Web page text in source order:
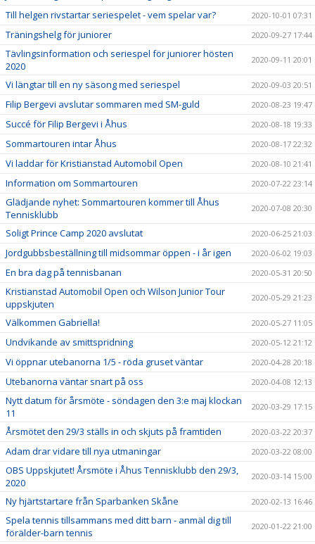
Till helgen rivstartar seriespelet - vem spelar var? 2020-10-01 07:31
Träningshelg för juniorer 2020-09-27 17:44
Tävlingsinformation och seriespel för juniorer hösten
2020
2020-09-11 20:01
Vi längtar till en ny säsong med seriespel 2020-09-03 20:51
Filip Bergevi avslutar sommaren med SM-guld 2020-08-23 19:47
Succé för Filip Bergevi i Åhus 2020-08-18 19:33
Sommartouren intar Åhus 2020-08-17 22:32
Vi laddar för Kristianstad Automobil Open 2020-08-10 21:41
Information om Sommartouren 2020-07-22 23:14
Glädjande nyhet: Sommartouren kommer till Åhus
Tennisklubb
2020-07-08 20:30
Soligt Prince Camp 2020 avslutat 2020-06-25 21:03
Jordgubbsbeställning till midsommar öppen - i år igen 2020-06-02 19:03
En bra dag på tennisbanan 2020-05-31 20:50
Kristianstad Automobil Open och Wilson Junior Tour
uppskjuten
2020-05-29 21:23
Välkommen Gabriella! 2020-05-27 11:05
Undvikande av smittspridning 2020-05-12 21:12
Vi öppnar utebanorna 1/5 - röda gruset väntar 2020-04-28 20:18
Utebanorna väntar snart på oss 2020-04-08 12:13
Nytt datum för årsmöte - söndagen den 3:e maj klockan
11
2020-03-29 17:15
Årsmötet den 29/3 ställs in och skjuts på framtiden 2020-03-22 20:37
Adam drar vidare till nya utmaningar 2020-03-22 08:00
OBS Uppskjutet! Årsmöte i Åhus Tennisklubb den 29/3,
2020
2020-03-14 15:00
Ny hjärtstartare från Sparbanken Skåne 2020-02-13 16:46
Spela tennis tillsammans med ditt barn - anmäl dig till
förälder-barn tennis
2020-01-22 21:00